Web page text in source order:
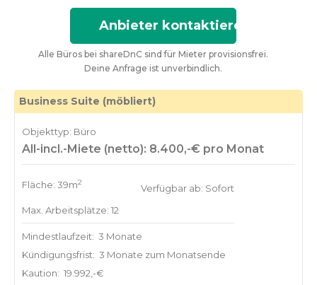
Anbieter kontaktieren
Alle Büros bei shareDnC sind für Mieter provisionsfrei.
Deine Anfrage ist unverbindlich.
Business Suite (möbliert)
Objekttyp: Büro
All-incl.-Miete (netto): 8.400,-€ pro Monat
Fläche: 39m2
Max. Arbeitsplätze: 12
Verfügbar ab: Sofort
Mindestlaufzeit: 3 Monate
Kündigungsfrist: 3 Monate zum Monatsende
Kaution: 19.992,-€